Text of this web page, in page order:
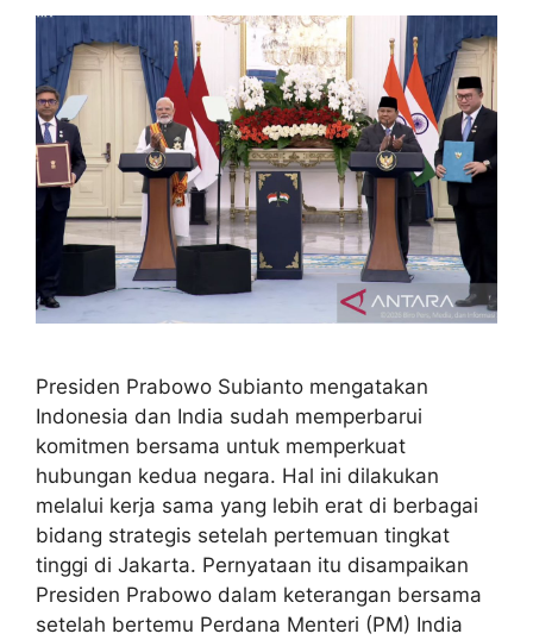
Presiden Prabowo Subianto mengatakan
Indonesia dan India sudah memperbarui
komitmen bersama untuk memperkuat
hubungan kedua negara. Hal ini dilakukan
melalui kerja sama yang lebih erat di berbagai
bidang strategis setelah pertemuan tingkat
tinggi di Jakarta. Pernyataan itu disampaikan
Presiden Prabowo dalam keterangan bersama
setelah bertemu Perdana Menteri (PM) India